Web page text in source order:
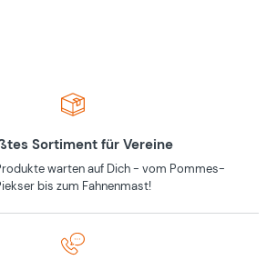
Sortiment für Vereine
warten auf Dich - vom Pommes-
bis zum Fahnenmast!